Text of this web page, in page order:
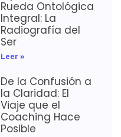
Rueda Ontológica
Integral: La
Radiografía del
Ser
Leer »
De la Confusión a
la Claridad: El
Viaje que el
Coaching Hace
Posible